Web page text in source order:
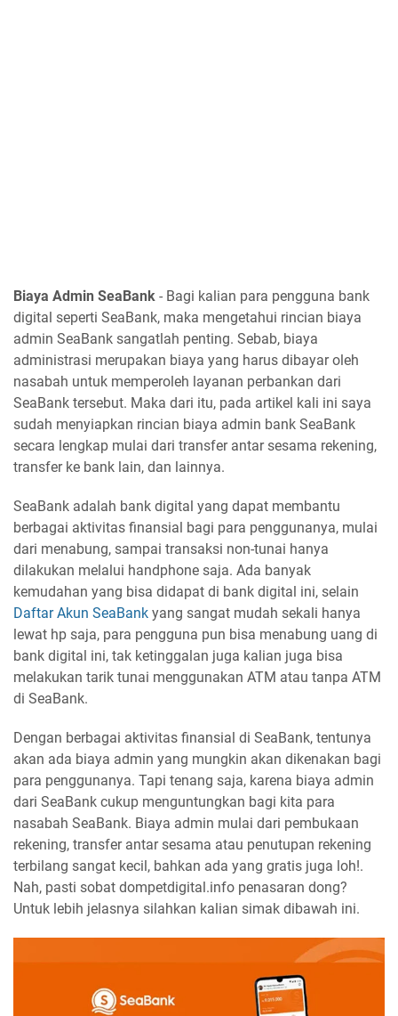
Biaya Admin SeaBank - Bagi kalian para pengguna bank
digital seperti SeaBank, maka mengetahui rincian biaya
admin SeaBank sangatlah penting. Sebab, biaya
administrasi merupakan biaya yang harus dibayar oleh
nasabah untuk memperoleh layanan perbankan dari
SeaBank tersebut. Maka dari itu, pada artikel kali ini saya
sudah menyiapkan rincian biaya admin bank SeaBank
secara lengkap mulai dari transfer antar sesama rekening,
transfer ke bank lain, dan lainnya.
SeaBank adalah bank digital yang dapat membantu
berbagai aktivitas finansial bagi para penggunanya, mulai
dari menabung, sampai transaksi non-tunai hanya
dilakukan melalui handphone saja. Ada banyak
kemudahan yang bisa didapat di bank digital ini, selain
Daftar Akun SeaBank yang sangat mudah sekali hanya
lewat hp saja, para pengguna pun bisa menabung uang di
bank digital ini, tak ketinggalan juga kalian juga bisa
melakukan tarik tunai menggunakan ATM atau tanpa ATM
di SeaBank.
Dengan berbagai aktivitas finansial di SeaBank, tentunya
akan ada biaya admin yang mungkin akan dikenakan bagi
para penggunanya. Tapi tenang saja, karena biaya admin
dari SeaBank cukup menguntungkan bagi kita para
nasabah SeaBank. Biaya admin mulai dari pembukaan
rekening, transfer antar sesama atau penutupan rekening
terbilang sangat kecil, bahkan ada yang gratis juga loh!.
Nah, pasti sobat dompetdigital.info penasaran dong?
Untuk lebih jelasnya silahkan kalian simak dibawah ini.